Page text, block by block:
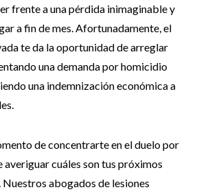
frente a una pérdida inimaginable y
a fin de mes. Afortunadamente, el
te da la oportunidad de arreglar
una demanda por homicidio
una indemnización económica a
de concentrarte en el duelo por
averiguar cuáles son tus próximos
Nuestros abogados de lesiones